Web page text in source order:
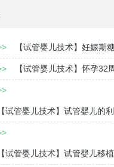
【试管婴儿技术】妊娠期
【试管婴儿技术】怀孕32
【试管婴儿技术】试管婴儿的
【试管婴儿技术】试管婴儿移